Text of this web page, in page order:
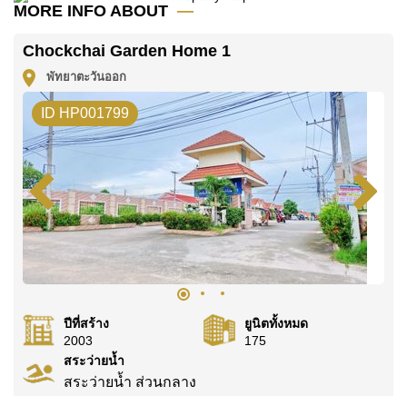
ค้นพบโอกาสในการทำให้ที่อยู่อาศัยนี้เป็นบ้านในฝันของ
ติดต่อ Cornerstone Real Estate โทร +6638411250
หรือ อีเมลinfo@cornerstone.co.th
WhatsApp ของสำนักงาน:+66807945904 และ LINE:
@cornerstonepattaya
MORE INFO ABOUT
Chockchai Garden Home 1
พัทยาตะวันออก
ID HP001799
ปีที่สร้าง
2003
ยูนิตทั้งหมด
175
สระว่ายน้ำ
สระว่ายน้ำ ส่วนกลาง